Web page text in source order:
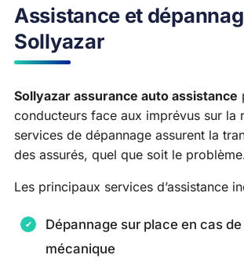
Assistance et
Sollyazar
Sollyazar assurance auto assistance
conducteurs face aux imprévus sur la
services de dépannage assurent la
des assurés, quel que soit le
Les principaux services d’assistance
Dépannage sur place en cas
mécanique